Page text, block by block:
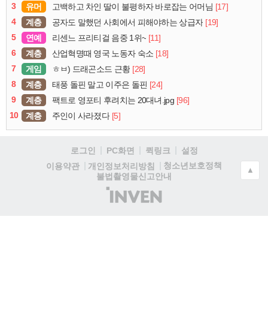
3
유머 고백하고 차인 딸이 불평하자 바로잡는 어머님 [17]
4
계층 공자도 말했던 사회에서 피해야하는 상급자 [19]
5
연예 리센느 프리티걸 음중 1위~ [11]
6
계층 산업혁명때 영국 노동자 숙소 [18]
7
게임 ㅎㅂ) 드래곤소드 근황 [28]
8
계층 태풍 돌핀 말고 이주은 돌핀 [24]
9
계층 팩트로 영포티 후려치는 20대녀.jpg [96]
10
계층 주인이 사라졌다 [5]
로그인 PC화면 퀵링크
설정
이용약관
개인정보처리방침
청소년보호정책
불법촬영물신고안내
(주)
인
▲